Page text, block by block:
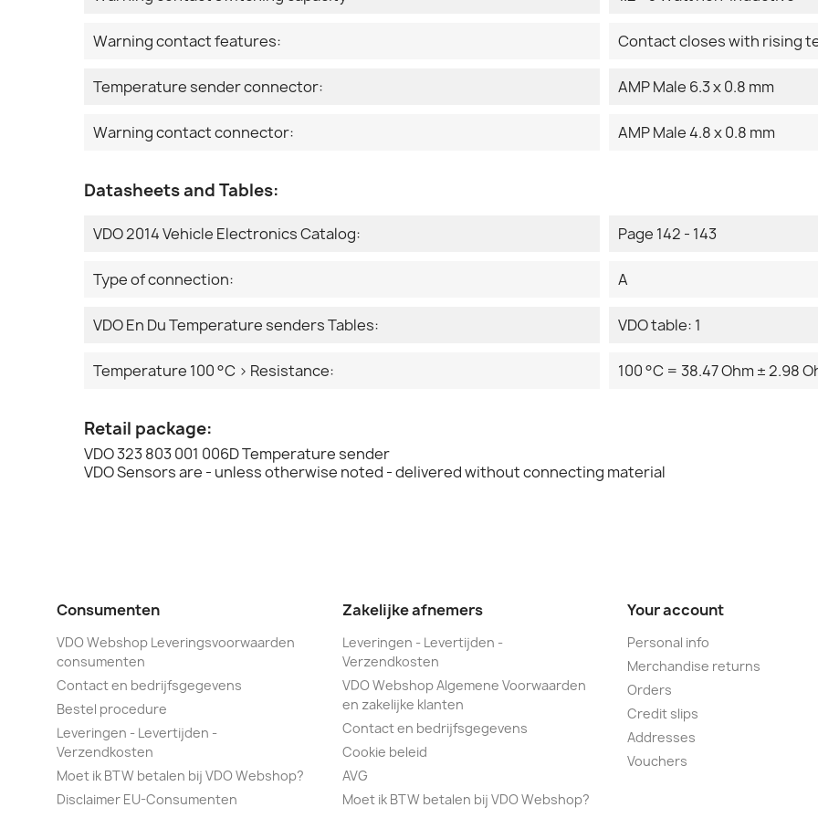
Warning contact features: Contact closes with rising
Temperature sender connector: AMP Male 6.3 x 0.8 mm
Warning contact connector: AMP Male 4.8 x 0.8 mm
Datasheets and Tables:
VDO 2014 Vehicle Electronics Catalog: Page 142 - 143
Type of connection: A
VDO En Du Temperature senders Tables: VDO table: 1
Temperature 100 °C > Resistance: 100 °C = 38.47 Ohm ± 2.98
Retail package:
VDO 323 803 001 006D Temperature sender
VDO Sensors are - unless otherwise noted - delivered without connecting material
Consumenten
VDO Webshop Leveringsvoorwaarden
consumenten
Contact en bedrijfsgegevens
Bestel procedure
Leveringen - Levertijden -
Verzendkosten
Moet ik BTW betalen bij VDO Webshop?
Disclaimer EU-Consumenten
Zakelijke afnemers
Leveringen - Levertijden -
Verzendkosten
VDO Webshop Algemene Voorwaarden
en zakelijke klanten
Contact en bedrijfsgegevens
Cookie beleid
AVG
Moet ik BTW betalen bij VDO Webshop?
Your account
Personal info
Merchandise returns
Orders
Credit slips
Addresses
Vouchers